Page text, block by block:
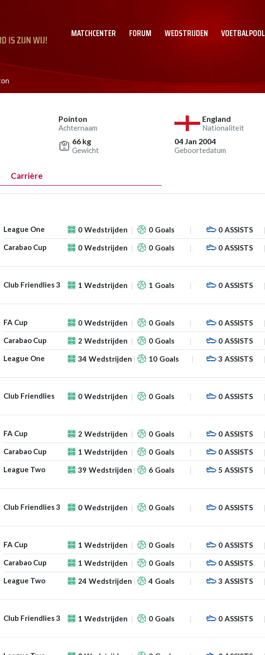
MATCHCENTER FORUM WEDSTRIJDEN VOETBALPOOL
Pointon
Achternaam
England
Nationaliteit
66 kg
Gewicht
04 Jan 2004
Geboortedatum
Carrière
League One 0 Wedstrijden 0 Goals 0 ASSISTS
Carabao Cup 0 Wedstrijden 0 Goals 0 ASSISTS
Club Friendlies 3 1 Wedstrijden 1 Goals 0 ASSISTS
FA Cup 0 Wedstrijden 0 Goals 0 ASSISTS
Carabao Cup 2 Wedstrijden 0 Goals 0 ASSISTS
League One 34 Wedstrijden 10 Goals 3 ASSISTS
Club Friendlies 0 Wedstrijden 0 Goals 0 ASSISTS
FA Cup 2 Wedstrijden 0 Goals 0 ASSISTS
Carabao Cup 1 Wedstrijden 0 Goals 0 ASSISTS
League Two 39 Wedstrijden 6 Goals 5 ASSISTS
Club Friendlies 3 0 Wedstrijden 0 Goals 0 ASSISTS
FA Cup 1 Wedstrijden 0 Goals 0 ASSISTS
Carabao Cup 1 Wedstrijden 0 Goals 0 ASSISTS
League Two 24 Wedstrijden 4 Goals 3 ASSISTS
Club Friendlies 3 1 Wedstrijden 0 Goals 0 ASSISTS